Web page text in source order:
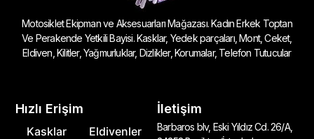
Motosiklet Ekipman ve Aksesuarları Mağazası. Kadın Erkek Toptan
Ve Perakende Yetkili Bayisi. Kasklar, Yedek parçaları, Mont, Ceket,
Eldiven, Kilitler, Yağmurluklar, Dizlikler, Korumalar, Telefon Tutucular
Hızlı Erişim
Kasklar Eldivenler
İletişim
Barbaros blv, Eski Yıldız Cd. 26/A,